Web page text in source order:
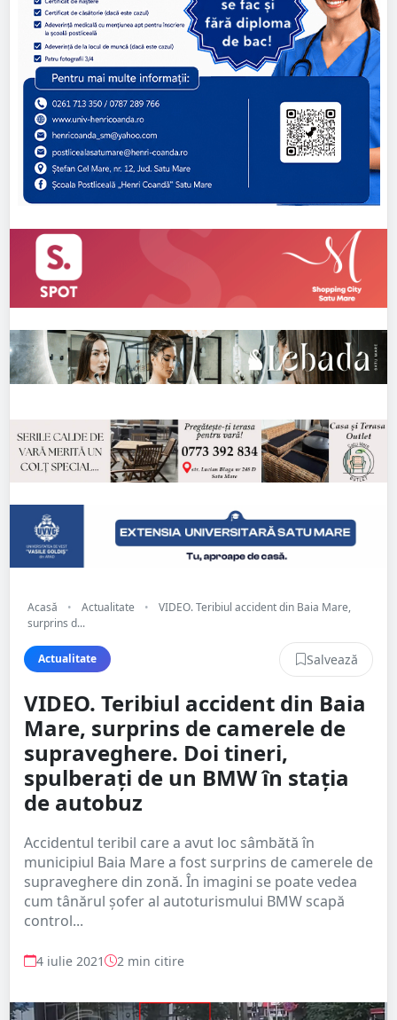
Acasă • Actualitate •
VIDEO. Teribiul accident din Baia Mare,
surprins d...
Actualitate Salvează
VIDEO. Teribiul accident din Baia
Mare, surprins de camerele de
supraveghere. Doi tineri,
spulberați de un BMW în stația
de autobuz
Accidentul teribil care a avut loc sâmbătă în
municipiul Baia Mare a fost surprins de camerele de
supraveghere din zonă. În imagini se poate vedea
cum tânărul șofer al autoturismului BMW scapă
control...
4 iulie 2021 2 min citire